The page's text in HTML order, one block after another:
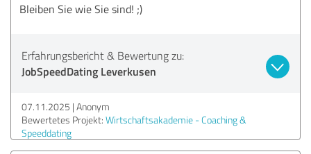
Bleiben Sie wie Sie sind! ;)
Erfahrungsbericht & Bewertung zu:
JobSpeedDating Leverkusen
07.11.2025 Anonym
Bewertetes Projekt: Wirtschaftsakademie - Coaching &
Speeddating